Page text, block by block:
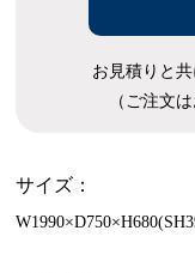
お見積りと
（ご注文
サイズ：